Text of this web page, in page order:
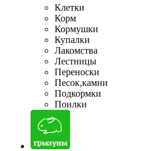
Клетки
Корм
Кормушки
Купалки
Лакомства
Лестницы
Переноски
Песок,камни
Подкормки
Поилки